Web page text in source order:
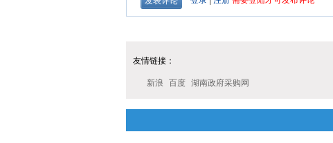
友情链接：
新浪 百度 湖南政府采购网